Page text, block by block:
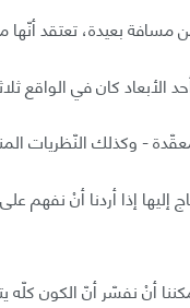
مسافة بعيدة، تعتقد
كان في الواقع
- وكذلك النّظريات
إليها إذا أردنا أنْ
أنْ نفسّر أنّ الكون